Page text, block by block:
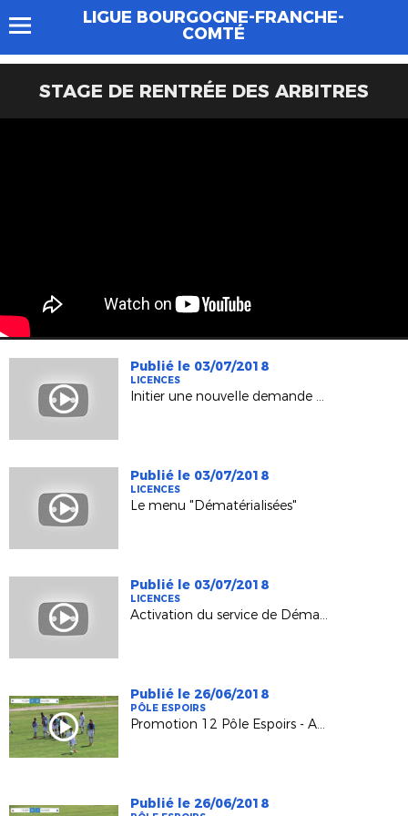
LIGUE BOURGOGNE-FRANCHE-
COMTÉ
STAGE DE RENTRÉE DES ARBITRES
Publié le 03/07/2018
LICENCES
Initier une nouvelle demande de licence
Publié le 03/07/2018
LICENCES
Le menu "Dématérialisées"
Publié le 03/07/2018
LICENCES
Activation du service de Dématérialisation des licences
Publié le 26/06/2018
PÔLE ESPOIRS
Promotion 12 Pôle Espoirs - AJ Auxerre
Publié le 26/06/2018